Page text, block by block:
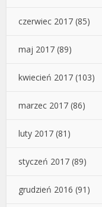
czerwiec 2017 (85)
maj 2017 (89)
kwiecień 2017 (103)
marzec 2017 (86)
luty 2017 (81)
styczeń 2017 (89)
grudzień 2016 (91)